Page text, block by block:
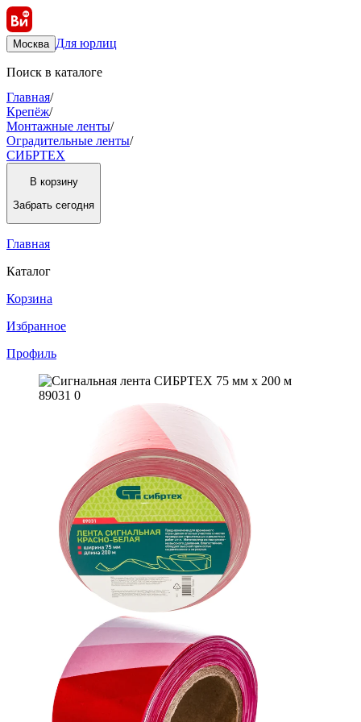
Москва Для юрлиц
Поиск в каталоге
Главная/
Крепёж/
Монтажные ленты/
Оградительные ленты/
СИБРТЕХ
В корзину
Забрать сегодня
Главная
Каталог
Корзина
Избранное
Профиль